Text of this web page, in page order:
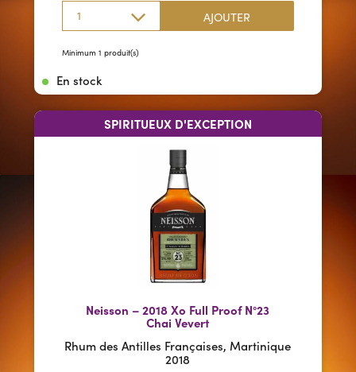
1 AJOUTER
Minimum 1 produit(s)
En stock
SPIRITUEUX D'EXCEPTION
Neisson – 2018 Xo Full Proof N°23
Chai Vevert
Rhum des Antilles Françaises, Martinique
2018